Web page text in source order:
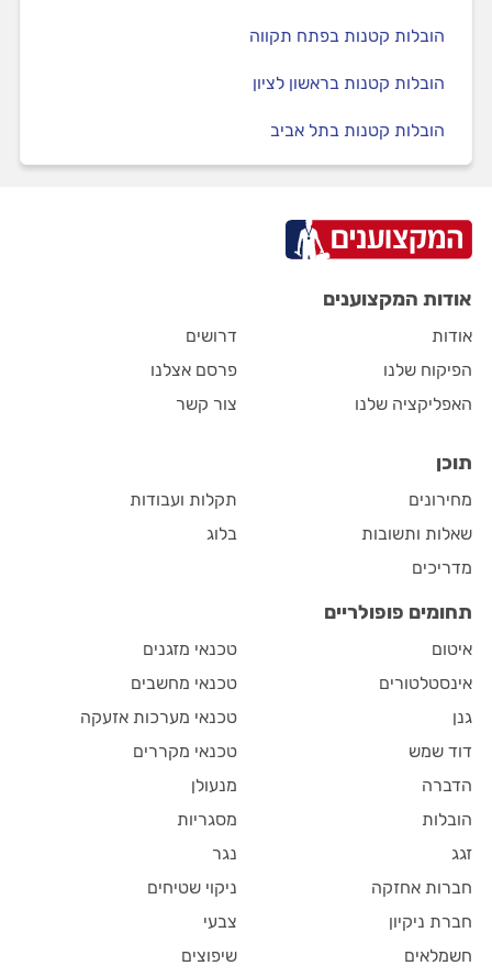
הובלות קטנות בפתח תקווה
הובלות קטנות בראשון לציון
הובלות קטנות בתל אביב
אודות המקצוענים
אודות
הפיקוח שלנו
האפליקציה שלנו
דרושים
פרסם אצלנו
צור קשר
תוכן
מחירונים
שאלות ותשובות
מדריכים
תקלות ועבודות
בלוג
תחומים פופולריים
איטום
אינסטלטורים
גנן
דוד שמש
הדברה
הובלות
זגג
חברות אחזקה
חברת ניקיון
חשמלאים
טכנאי מזגנים
טכנאי מחשבים
טכנאי מערכות אזעקה
טכנאי מקררים
מנעולן
מסגריות
נגר
ניקוי שטיחים
צבעי
שיפוצים